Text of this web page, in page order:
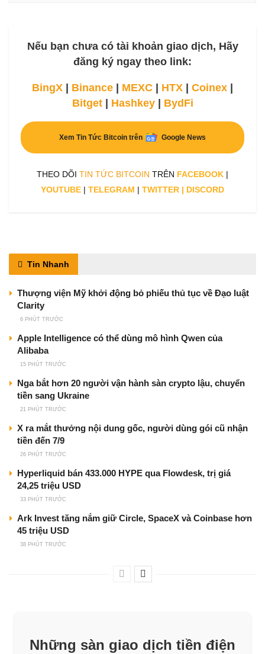
Nếu bạn chưa có tài khoản giao dịch, Hãy
đăng ký ngay theo link:
BingX Binance MEXC HTX Coinex
Bitget| Hashkey| BydFi
Xem Tin Tức Bitcoin trên Google News
THEO DÕI TIN TỨC BITCOIN TRÊN FACEBOOK |
YOUTUBE | TELEGRAM | TWITTER | DISCORD
Tin Nhanh
Thượng viện Mỹ khởi động bỏ phiếu thủ tục về Đạo luật
Clarity
6 PHÚT TRƯỚC
Apple Intelligence có thể dùng mô hình Qwen của
Alibaba
15 PHÚT TRƯỚC
Nga bắt hơn 20 người vận hành sàn crypto lậu, chuyển
tiền sang Ukraine
21 PHÚT TRƯỚC
X ra mắt thưởng nội dung gốc, người dùng gói cũ nhận
tiền đến 7/9
26 PHÚT TRƯỚC
Hyperliquid bán 433.000 HYPE qua Flowdesk, trị giá
24,25 triệu USD
33 PHÚT TRƯỚC
Ark Invest tăng nắm giữ Circle, SpaceX và Coinbase hơn
45 triệu USD
38 PHÚT TRƯỚC
Những sàn giao dịch tiền điện